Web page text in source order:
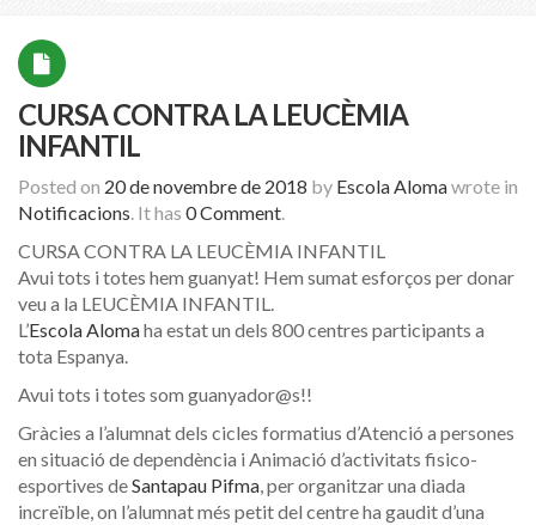
CURSA CONTRA LA LEUCÈMIA
INFANTIL
Posted on 20 de novembre de 2018 by Escola Alomawrote in
Notificacions. It has 0 Comment.
CURSA CONTRA LA LEUCÈMIA INFANTIL
Avui tots i totes hem guanyat! Hem sumat esforços per donar
veu a la LEUCÈMIA INFANTIL.
L’Escola Alomaha estat un dels 800 centres participants a
tota Espanya.
Avui tots i totes som guanyador@s!!
Gràcies a l’alumnat dels cicles formatius d’Atenció a persones
en situació de dependència i Animació d’activitats fisico-
esportives deSantapau Pifma, per organitzar una diada
increïble, on l’alumnat més petit del centre ha gaudit d’una